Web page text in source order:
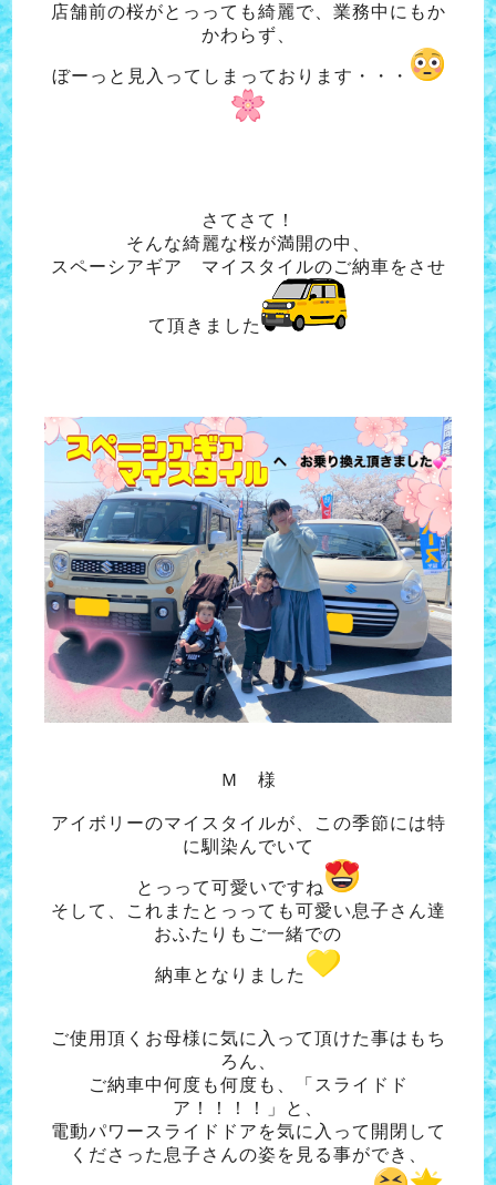
店舗前の桜がとっっても綺麗で、業務中にもか
かわらず、
ぼーっと見入ってしまっております・・・
さてさて！
そんな綺麗な桜が満開の中、
スペーシアギア マイスタイルのご納車をさせ
て頂きました
Ｍ 様
アイボリーのマイスタイルが、この季節には特
に馴染んでいて
とっって可愛いですね
そして、これまたとっっても可愛い息子さん達
おふたりもご一緒での
納車となりました
ご使用頂くお母様に気に入って頂けた事はもち
ろん、
ご納車中何度も何度も、「スライドド
ア！！！！」と、
電動パワースライドドアを気に入って開閉して
くださった息子さんの姿を見る事ができ、